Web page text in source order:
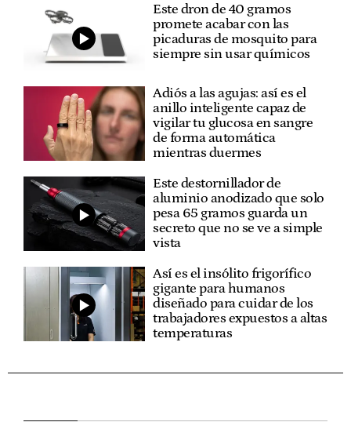
Este dron de 40 gramos
promete acabar con las
picaduras de mosquito para
siempre sin usar químicos
Adiós a las agujas: así es el
anillo inteligente capaz de
vigilar tu glucosa en sangre
de forma automática
mientras duermes
Este destornillador de
aluminio anodizado que solo
pesa 65 gramos guarda un
secreto que no se ve a simple
vista
Así es el insólito frigorífico
gigante para humanos
diseñado para cuidar de los
trabajadores expuestos a altas
temperaturas